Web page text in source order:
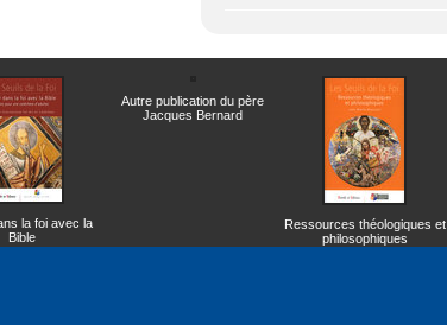
la foi avec la
Bible
Autre publication du père
Jacques Bernard
Ressources théologiques et
philosophiques